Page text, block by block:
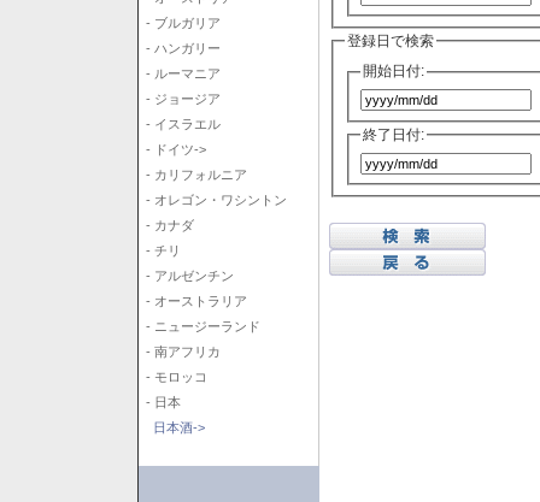
- ブルガリア
- ハンガリー
- ルーマニア
- ジョージア
- イスラエル
- ドイツ->
- カリフォルニア
- オレゴン・ワシントン
- カナダ
- チリ
- アルゼンチン
- オーストラリア
- ニュージーランド
- 南アフリカ
- モロッコ
- 日本
日本酒->
登録日で検索
開始日付:
終了日付: